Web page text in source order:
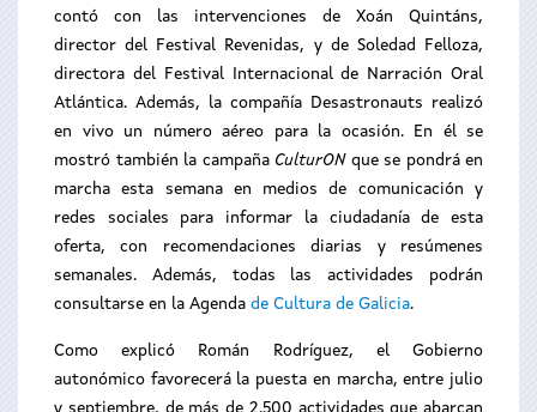
contó con las intervenciones de Xoán Quintáns,
director del Festival Revenidas, y de Soledad Felloza,
directora del Festival Internacional de Narración Oral
Atlántica. Además, la compañía Desastronauts realizó
en vivo un número aéreo para la ocasión. En él se
mostró también la campaña CulturONque se pondrá en
marcha esta semana en medios de comunicación y
redes sociales para informar la ciudadanía de esta
oferta, con recomendaciones diarias y resúmenes
semanales. Además, todas las actividades podrán
consultarse en la Agenda de Cultura de Galicia.
Como explicó Román Rodríguez, el Gobierno
autonómico favorecerá la puesta en marcha, entre julio
y septiembre, de más de 2.500 actividades que abarcan